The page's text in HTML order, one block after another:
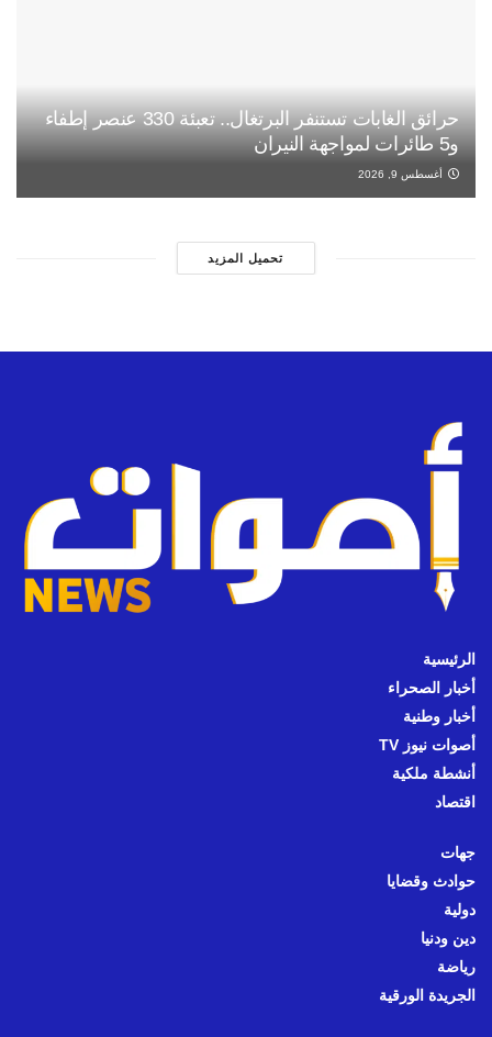
حرائق الغابات تستنفر البرتغال.. تعبئة 330 عنصر إطفاء
و5 طائرات لمواجهة النيران
أغسطس 9, 2026
تحميل المزيد
الرئيسية
أخبار الصحراء
أخبار وطنية
أصوات نيوز TV
أنشطة ملكية
اقتصاد
جهات
حوادث وقضايا
دولية
دين ودنيا
رياضة
الجريدة الورقية